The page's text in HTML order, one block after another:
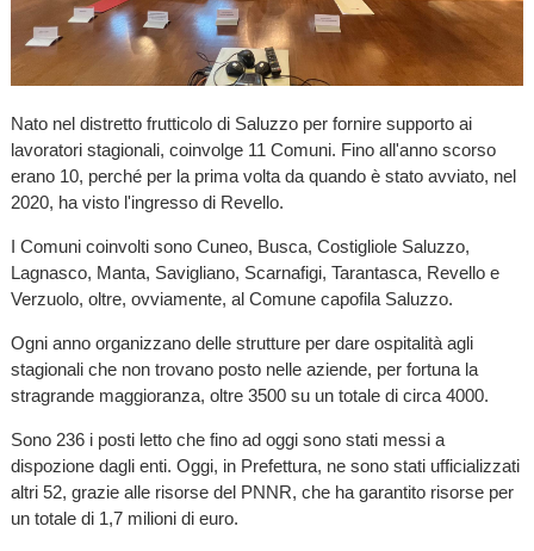
Nato nel distretto frutticolo di Saluzzo per fornire supporto ai
lavoratori stagionali, coinvolge 11 Comuni. Fino all'anno scorso
erano 10, perché per la prima volta da quando è stato avviato, nel
2020, ha visto l'ingresso di Revello.
I Comuni coinvolti sono Cuneo, Busca, Costigliole Saluzzo,
Lagnasco, Manta, Savigliano, Scarnafigi, Tarantasca, Revello e
Verzuolo, oltre, ovviamente, al Comune capofila Saluzzo.
Ogni anno organizzano delle strutture per dare ospitalità agli
stagionali che non trovano posto nelle aziende, per fortuna la
stragrande maggioranza, oltre 3500 su un totale di circa 4000.
Sono 236 i posti letto che fino ad oggi sono stati messi a
dispozione dagli enti. Oggi, in Prefettura, ne sono stati ufficializzati
altri 52, grazie alle risorse del PNNR, che ha garantito risorse per
un totale di 1,7 milioni di euro.